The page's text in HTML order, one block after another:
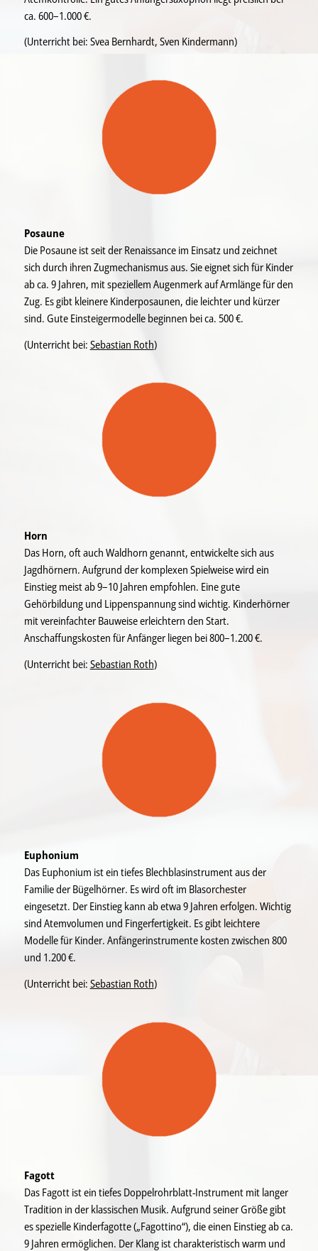
ca. 600–1.000 €.
(Unterricht bei: Svea Bernhardt, Sven Kindermann)
Posaune
Die Posaune ist seit der Renaissance im Einsatz und zeichnet
sich durch ihren Zugmechanismus aus. Sie eignet sich für Kinder
ab ca. 9 Jahren, mit speziellem Augenmerk auf Armlänge für den
Zug. Es gibt kleinere Kinderposaunen, die leichter und kürzer
sind. Gute Einsteigermodelle beginnen bei ca. 500 €.
(Unterricht bei: Sebastian Roth)
Horn
Das Horn, oft auch Waldhorn genannt, entwickelte sich aus
Jagdhörnern. Aufgrund der komplexen Spielweise wird ein
Einstieg meist ab 9–10 Jahren empfohlen. Eine gute
Gehörbildung und Lippenspannung sind wichtig. Kinderhörner
mit vereinfachter Bauweise erleichtern den Start.
Anschaffungskosten für Anfänger liegen bei 800–1.200 €.
(Unterricht bei: Sebastian Roth)
Euphonium
Das Euphonium ist ein tiefes Blechblasinstrument aus der
Familie der Bügelhörner. Es wird oft im Blasorchester
eingesetzt. Der Einstieg kann ab etwa 9 Jahren erfolgen. Wichtig
sind Atemvolumen und Fingerfertigkeit. Es gibt leichtere
Modelle für Kinder. Anfängerinstrumente kosten zwischen 800
und 1.200 €.
(Unterricht bei: Sebastian Roth)
Fagott
Das Fagott ist ein tiefes Doppelrohrblatt-Instrument mit langer
Tradition in der klassischen Musik. Aufgrund seiner Größe gibt
es spezielle Kinderfagotte („Fagottino“), die einen Einstieg ab ca.
9 Jahren ermöglichen. Der Klang ist charakteristisch warm und